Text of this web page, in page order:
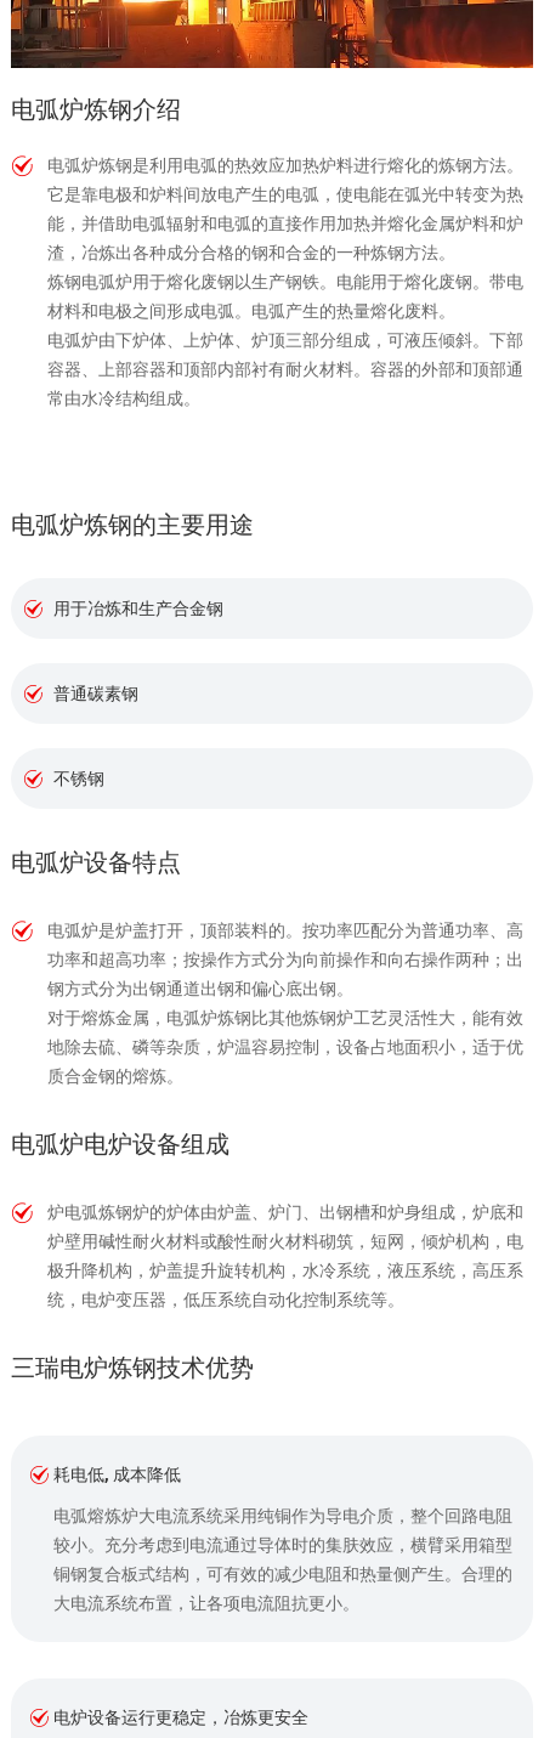
电弧炉炼钢介绍
电弧炉炼钢是利用电弧的热效应加热炉料进行熔化的炼钢方法。
它是靠电极和炉料间放电产生的电弧，使电能在弧光中转变为热
能，并借助电弧辐射和电弧的直接作用加热并熔化金属炉料和炉
渣，冶炼出各种成分合格的钢和合金的一种炼钢方法。
炼钢电弧炉用于熔化废钢以生产钢铁。电能用于熔化废钢。带电
材料和电极之间形成电弧。电弧产生的热量熔化废料。
电弧炉由下炉体、上炉体、炉顶三部分组成，可液压倾斜。下部
容器、上部容器和顶部内部衬有耐火材料。容器的外部和顶部通
常由水冷结构组成。
电弧炉炼钢的主要用途
用于冶炼和生产合金钢
普通碳素钢
不锈钢
电弧炉设备特点
电弧炉是炉盖打开，顶部装料的。按功率匹配分为普通功率、高
功率和超高功率；按操作方式分为向前操作和向右操作两种；出
钢方式分为出钢通道出钢和偏心底出钢。
对于熔炼金属，电弧炉炼钢比其他炼钢炉工艺灵活性大，能有效
地除去硫、磷等杂质，炉温容易控制，设备占地面积小，适于优
质合金钢的熔炼。
电弧炉电炉设备组成
炉电弧炼钢炉的炉体由炉盖、炉门、出钢槽和炉身组成，炉底和
炉壁用碱性耐火材料或酸性耐火材料砌筑，短网，倾炉机构，电
极升降机构，炉盖提升旋转机构，水冷系统，液压系统，高压系
统，电炉变压器，低压系统自动化控制系统等。
三瑞电炉炼钢技术优势
耗电低, 成本降低
电弧熔炼炉大电流系统采用纯铜作为导电介质，整个回路电阻
较小。充分考虑到电流通过导体时的集肤效应，横臂采用箱型
铜钢复合板式结构，可有效的减少电阻和热量侧产生。合理的
大电流系统布置，让各项电流阻抗更小。
电炉设备运行更稳定，冶炼更安全